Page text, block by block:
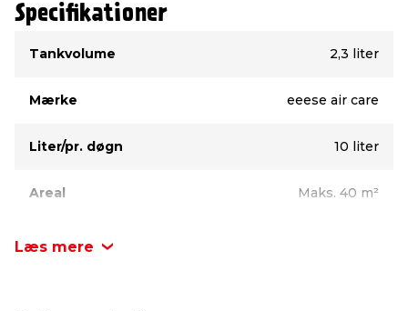
Specifikationer
Tankvolume
2,3 liter
Mærke eeese air care
Liter/pr. døgn 10 liter
Areal Maks. 40 m²
Læs mere